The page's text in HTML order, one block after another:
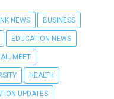
NEWS BUSINESS
EDUCATION NEWS
MEET
HEALTH
UPDATES